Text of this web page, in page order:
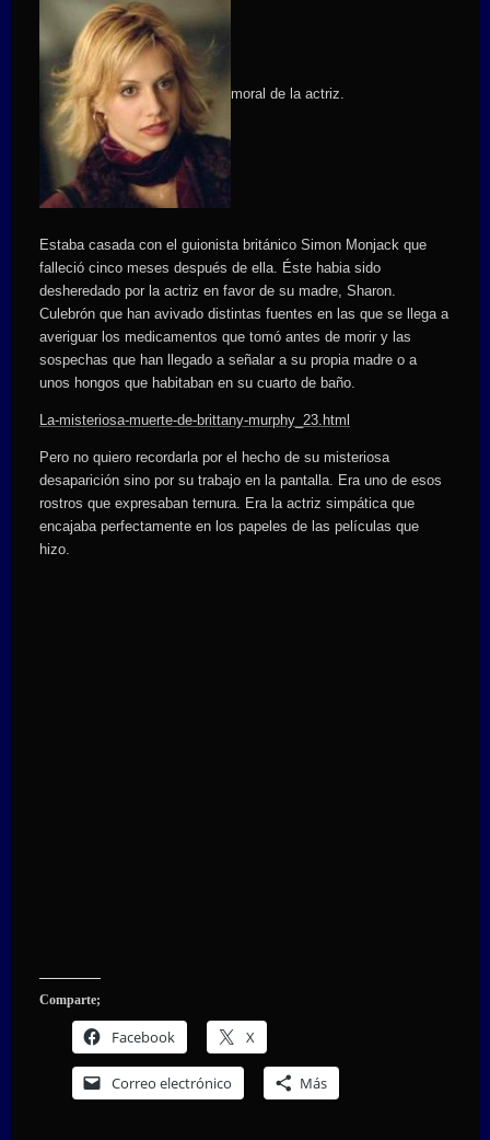
moral de la actriz.
Estaba casada con el guionista británico Simon Monjack que
falleció cinco meses después de ella. Éste habia sido
desheredado por la actriz en favor de su madre, Sharon.
Culebrón que han avivado distintas fuentes en las que se llega a
averiguar los medicamentos que tomó antes de morir y las
sospechas que han llegado a señalar a su propia madre o a
unos hongos que habitaban en su cuarto de baño.
La-misteriosa-muerte-de-brittany-murphy_23.html
Pero no quiero recordarla por el hecho de su misteriosa
desaparición sino por su trabajo en la pantalla. Era uno de esos
rostros que expresaban ternura. Era la actriz simpática que
encajaba perfectamente en los papeles de las películas que
hizo.
Comparte;
Facebook X
Correo electrónico Más